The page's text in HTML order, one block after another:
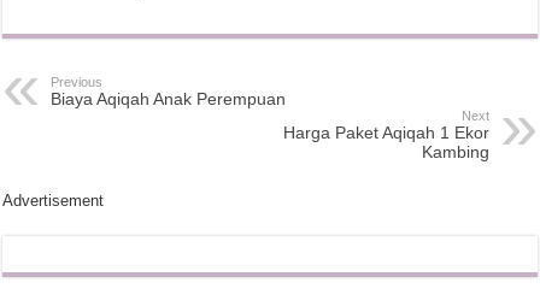
Previous
Biaya Aqiqah Anak Perempuan
Next
Harga Paket Aqiqah 1 Ekor
Kambing
Advertisement